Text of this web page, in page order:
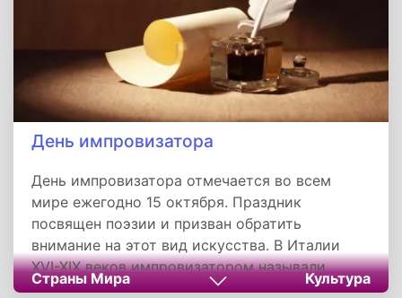
День импровизатора
День импровизатора отмечается во всем
мире ежегодно 15 октября. Праздник
посвящен поэзии и призван обратить
внимание на этот вид искусства. В Италии
XVI-XIX веков импровизатором называли
стихотворца, который на любую
Страны Мира Культура